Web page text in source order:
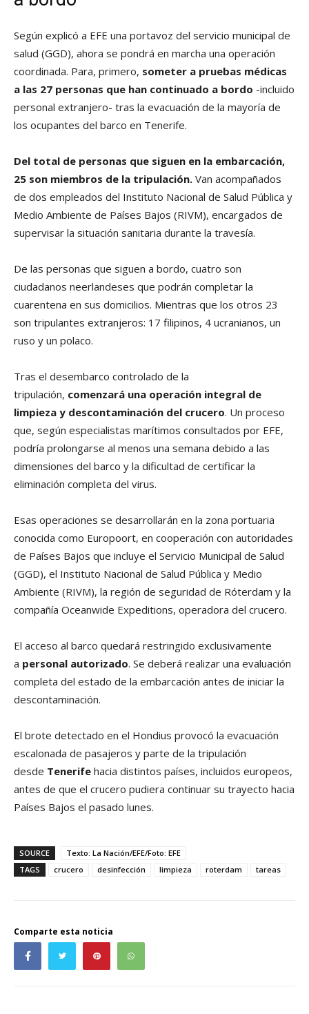
Según explicó a EFE una portavoz del servicio municipal de
salud (GGD), ahora se pondrá en marcha una operación
coordinada. Para, primero, someter a pruebas médicas
a las 27 personas que han continuado a bordo -incluido
personal extranjero- tras la evacuación de la mayoría de
los ocupantes del barco en Tenerife.
Del total de personas que siguen en la embarcación,
25 son miembros de la tripulación. Van acompañados
de dos empleados del Instituto Nacional de Salud Pública y
Medio Ambiente de Países Bajos (RIVM), encargados de
supervisar la situación sanitaria durante la travesía.
De las personas que siguen a bordo, cuatro son
ciudadanos neerlandeses que podrán completar la
cuarentena en sus domicilios. Mientras que los otros 23
son tripulantes extranjeros: 17 filipinos, 4 ucranianos, un
ruso y un polaco.
Tras el desembarco controlado de la
tripulación, comenzará una operación integral de
limpieza y descontaminación del crucero. Un proceso
que, según especialistas marítimos consultados por EFE,
podría prolongarse al menos una semana debido a las
dimensiones del barco y la dificultad de certificar la
eliminación completa del virus.
Esas operaciones se desarrollarán en la zona portuaria
conocida como Europoort, en cooperación con autoridades
de Países Bajos que incluye el Servicio Municipal de Salud
(GGD), el Instituto Nacional de Salud Pública y Medio
Ambiente (RIVM), la región de seguridad de Róterdam y la
compañía Oceanwide Expeditions, operadora del crucero.
El acceso al barco quedará restringido exclusivamente
a personal autorizado. Se deberá realizar una evaluación
completa del estado de la embarcación antes de iniciar la
descontaminación.
El brote detectado en el Hondius provocó la evacuación
escalonada de pasajeros y parte de la tripulación
desde Tenerife hacia distintos países, incluidos europeos,
antes de que el crucero pudiera continuar su trayecto hacia
Países Bajos el pasado lunes.
SOURCE
Texto: La Nación/EFE/Foto: EFE
TAGS
crucero desinfección limpieza roterdam tareas
Comparte esta noticia